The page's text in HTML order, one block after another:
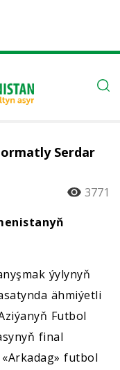
Serdar
3771
ýylynyň
ähmiýetli
Futbol
final
futbol